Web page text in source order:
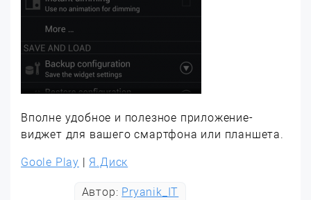
Вполне удобное и полезное приложение-
виджет для вашего смартфона или планшета.
Goole Play | Я.Диск
Автор: Pryanik_IT